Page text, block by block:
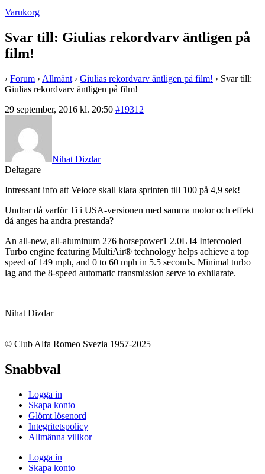
Varukorg
Svar till: Giulias rekordvarv äntligen på
film!
› Forum › Allmänt › Giulias rekordvarv äntligen på film! › Svar till:
Giulias rekordvarv äntligen på film!
29 september, 2016 kl. 20:50 #19312
Nihat Dizdar
Deltagare
Intressant info att Veloce skall klara sprinten till 100 på 4,9 sek!
Undrar då varför Ti i USA-versionen med samma motor och effekt
då anges ha andra prestanda?
An all-new, all-aluminum 276 horsepower1 2.0L I4 Intercooled
Turbo engine featuring MultiAir® technology helps achieve a top
speed of 149 mph, and 0 to 60 mph in 5.5 seconds. Minimal turbo
lag and the 8-speed automatic transmission serve to exhilarate.
Nihat Dizdar
© Club Alfa Romeo Svezia 1957-2025
Snabbval
Logga in
Skapa konto
Glömt lösenord
Integritetspolicy
Allmänna villkor
Logga in
Skapa konto